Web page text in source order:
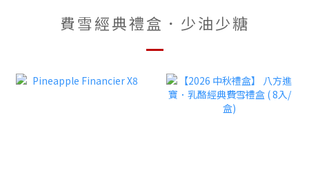
費雪經典禮盒．少油少糖